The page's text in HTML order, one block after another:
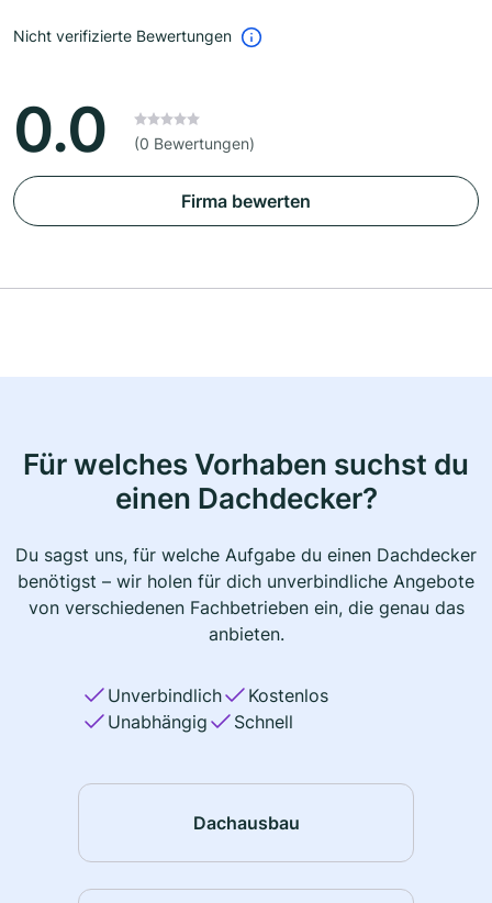
Nicht verifizierte Bewertungen
0.0 (0 Bewertungen)
Firma bewerten
Für welches Vorhaben suchst du
einen Dachdecker?
Du sagst uns, für welche Aufgabe du einen Dachdecker
benötigst – wir holen für dich unverbindliche Angebote
von verschiedenen Fachbetrieben ein, die genau das
anbieten.
Unverbindlich
Kostenlos
Unabhängig
Schnell
Dachausbau